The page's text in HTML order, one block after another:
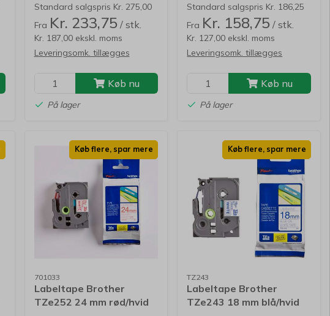
Standard salgspris Kr. 275,00
Fra Kr. 233,75 / stk.
Kr. 187,00 ekskl. moms
Leveringsomk. tillægges
Køb nu
På lager
Standard salgspris Kr. 186,25
Fra Kr. 158,75 / stk.
Kr. 127,00 ekskl. moms
Leveringsomk. tillægges
Køb nu
På lager
Køb flere, spar mere
701033
Labeltape Brother
TZe252 24 mm rød/hvid
Køb flere, spar mere
TZ243
Labeltape Brother
TZe243 18 mm blå/hvid